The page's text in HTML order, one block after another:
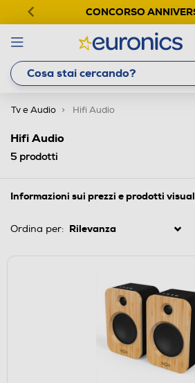
CONCORSO
Tv e Audio Hifi Audio
Hifi Audio
5 prodotti
Informazioni sui prezzi e prodotti
Ordina per: